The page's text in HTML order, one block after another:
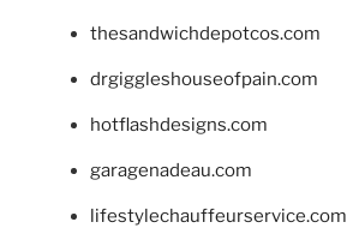
thesandwichdepotcos.com
drgiggleshouseofpain.com
hotflashdesigns.com
garagenadeau.com
lifestylechauffeurservice.com